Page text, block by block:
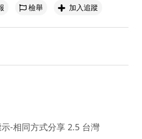
檢舉 加入追蹤
-相同方式分享 2.5 台灣